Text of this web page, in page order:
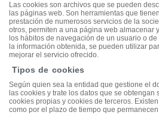
Las cookies son archivos que se pueden
las páginas web. Son herramientas que
prestación de numerosos servicios de la
otros, permiten a una página web almacenar
los hábitos de navegación de un usuario o
la información obtenida, se pueden utilizar
mejorar el servicio ofrecido.
Tipos de cookies
Según quien sea la entidad que gestione el
las cookies y trate los datos que se
cookies propias y cookies de terceros.
como por el plazo de tiempo que